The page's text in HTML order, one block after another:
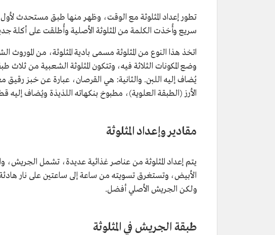
تطور إعداد المثلوثة مع الوقت، وظهر منها طبق مستحدث
سريع وأُخذت الكلمة من المثلوثة الأصلية وأُطلقت على أكلة
اتخذ هذا النوع من المثلوثة مسمى بادية المثلوثة، من
وضع المكونات الثلاثة فيه، وتتكون المثلوثة الشعبية من
يُضاف إليه اللبن. والثانية: هي القرصان، عبارة عن خبز
الأرز (الطبقة العلوية)، مطبوخ بنكهاته اللذيذة ويُضاف
مقادير وإعداد المثلوثة
يتم إعداد المثلوثة من عناصر غذائية عديدة، تشمل الجريش،
الأبيض، وتستغرق تسويته من ساعة إلى ساعتين على نار
ولكن الجريش الأصلي أفضل.
طبقة الجريش في المثلوثة